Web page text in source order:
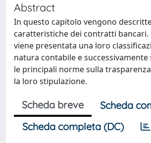
Abstract
In questo capitolo vengono
caratteristiche dei contratti bancari.
viene presentata una loro
natura contabile e
le principali norme sulla
la loro stipulazione.
Scheda breve
Scheda
Scheda completa (DC)